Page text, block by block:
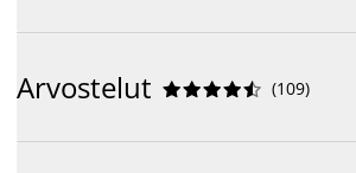
Arvostelut 




 (109)